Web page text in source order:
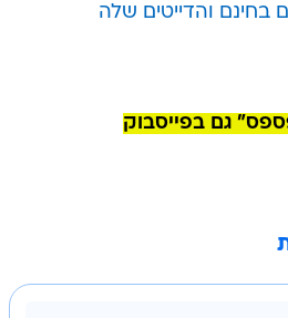
והדייטים שלה
גם בפייסבוק